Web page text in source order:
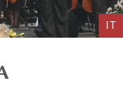
IT